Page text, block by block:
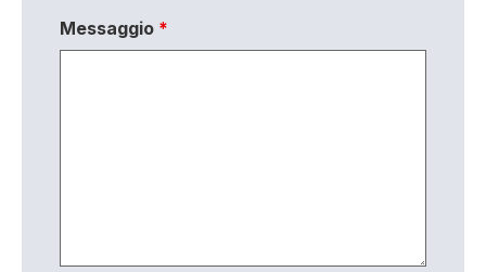
Messaggio *